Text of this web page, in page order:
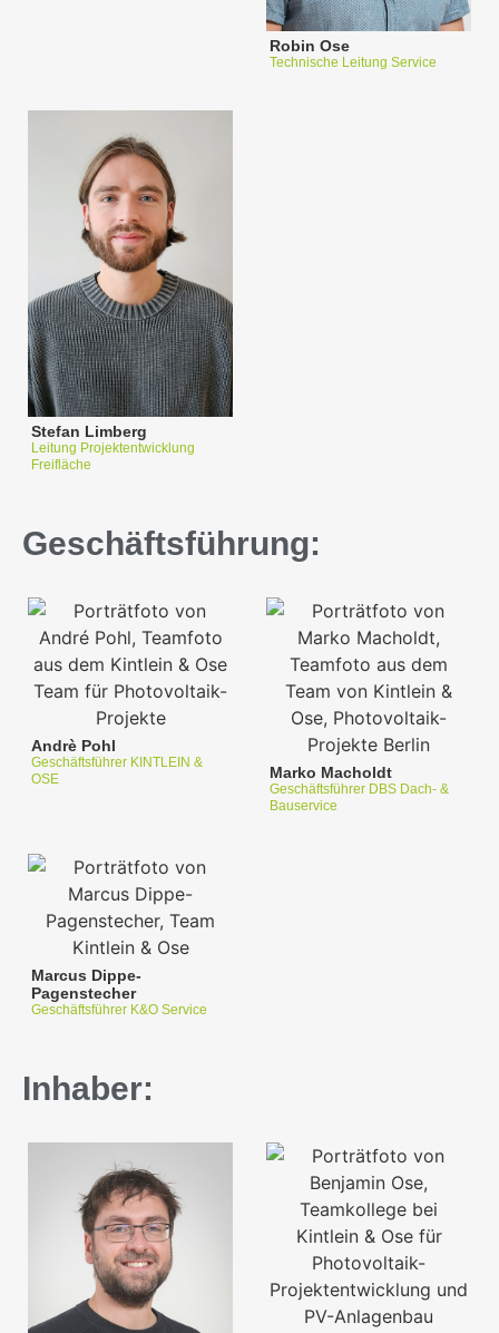
Robin Ose
Technische Leitung Service
Stefan Limberg
Leitung Projektentwicklung
Freifläche
Geschäftsführung:
Andrè Pohl
Geschäftsführer KINTLEIN &
OSE
Marko Macholdt
Geschäftsführer DBS Dach- &
Bauservice
Marcus Dippe-
Pagenstecher
Geschäftsführer K&O Service
Inhaber: